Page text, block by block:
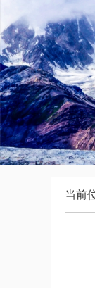
当前